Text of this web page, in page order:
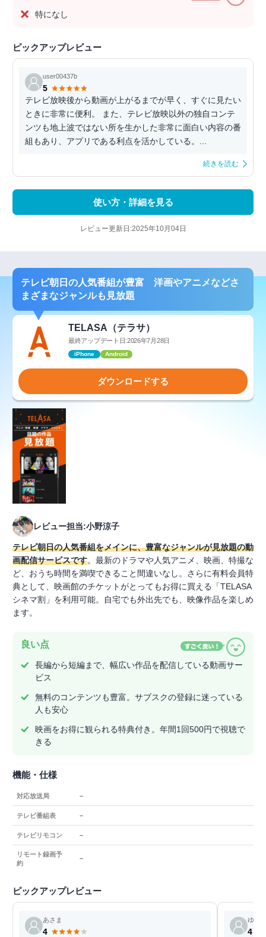
特になし
ピックアップレビュー
user00437b
5
テレビ放映後から動画が上がるまでが早く、すぐに見たい
ときに非常に便利。 また、テレビ放映以外の独自コンテ
ンツも地上波ではない所を生かした非常に面白い内容の番
組もあり、アプリである利点を活かしている。...
続きを読む
使い方・詳細を見る
レビュー更新日:2025年10月04日
テレビ朝日の人気番組が豊富 洋画やアニメなどさ
まざまなジャンルも見放題
TELASA（テラサ）
最終アップデート日:2026年7月28日
iPhone Android
ダウンロードする
レビュー担当:小野涼子
テレビ朝日の人気番組をメインに、豊富なジャンルが見放題の動
画配信サービスです。最新のドラマや人気アニメ、映画、特撮な
ど、おうち時間を満喫できること間違いなし。さらに有料会員特
典として、映画館のチケットがとってもお得に買える「TELASA
シネマ割」を利用可能。自宅でも外出先でも、映像作品を楽しめ
ます。
良い点
長編から短編まで、幅広い作品を配信している動画サー
ビス
無料のコンテンツも豊富。サブスクの登録に迷っている
人も安心
映画をお得に観られる特典付き。年間1回500円で視聴で
きる
機能・仕様
対応放送局 －
テレビ番組表 －
テレビリモコン －
リモート録画予
約
－
ピックアップレビュー
あさま
4
ゆゆ
4